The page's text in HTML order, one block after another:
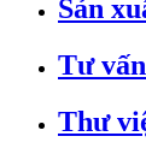
Sản
Tư
Thư